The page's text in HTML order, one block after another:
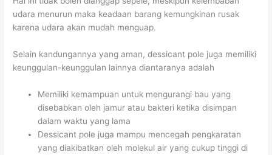
udara menurun maka keadaan barang kemungkinan rusak
karena udara akan mudah menguap.
Selain kandungannya yang aman, dessicant pole juga memiliki
keunggulan-keunggulan lainnya diantaranya adalah
Memiliki kemampuan untuk mengurangi bau yang
disebabkan oleh jamur atau bakteri ketika disimpan
dalam waktu yang lama
Dessicant pole juga mampu mencegah pengkaratan
yang diakibatkan oleh molekul air yang cukup tinggi di